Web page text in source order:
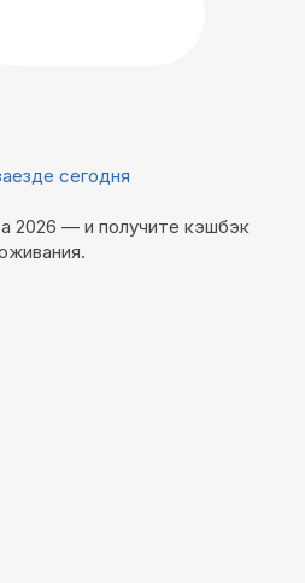
сегодня
2026 — и получите кэшбэк